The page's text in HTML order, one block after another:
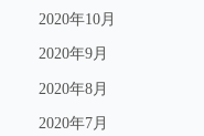
2020年10月
2020年9月
2020年8月
2020年7月